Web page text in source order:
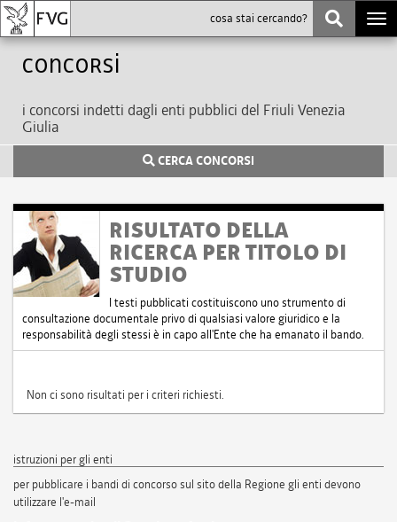
Concorsi
i concorsi indetti dagli enti pubblici del Friuli Venezia
Giulia
CERCA CONCORSI
RISULTATO DELLA
RICERCA PER TITOLO DI
STUDIO
I testi pubblicati costituiscono uno strumento di
consultazione documentale privo di qualsiasi valore giuridico e la
responsabilità degli stessi è in capo all'Ente che ha emanato il bando.
Non ci sono risultati per i criteri richiesti.
istruzioni per gli enti
per pubblicare i bandi di concorso sul sito della Regione gli enti devono
utilizzare l'e-mail